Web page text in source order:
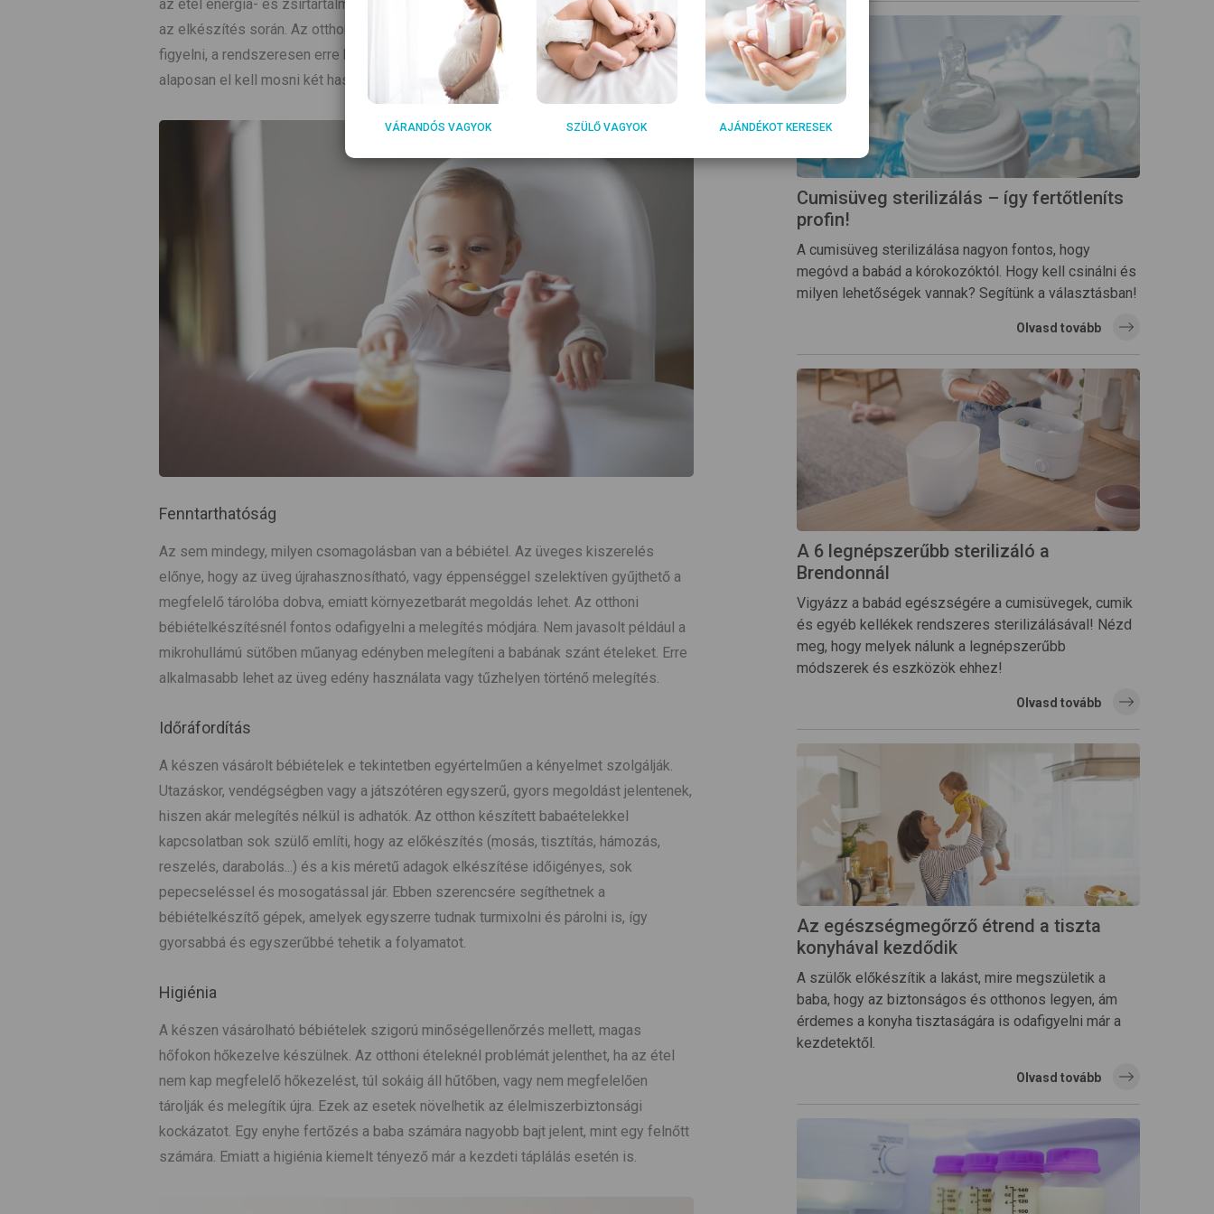
az étel energia- és zsírtartalmát. Emellett a higiénés körülmények is meghatározóak
az elkészítés során. Az otthon készült bébiételek esetében erre jobban oda kell
figyelni, a rendszeresen erre használt eszközöket (pl. turmixgépet, botmixert)
alaposan el kell mosni két használat között.
Fenntarthatóság
Az sem mindegy, milyen csomagolásban van a bébiétel. Az üveges kiszerelés
előnye, hogy az üveg újrahasznosítható, vagy éppenséggel szelektíven gyűjthető a
megfelelő tárolóba dobva, emiatt környezetbarát megoldás lehet. Az otthoni
bébiételkészítésnél fontos odafigyelni a melegítés módjára. Nem javasolt például a
mikrohullámú sütőben műanyag edényben melegíteni a babának szánt ételeket. Erre
alkalmasabb lehet az üveg edény használata vagy tűzhelyen történő melegítés.
Időráfordítás
A készen vásárolt bébiételek e tekintetben egyértelműen a kényelmet szolgálják.
Utazáskor, vendégségben vagy a játszótéren egyszerű, gyors megoldást jelentenek,
hiszen akár melegítés nélkül is adhatók. Az otthon készített babaételekkel
kapcsolatban sok szülő említi, hogy az előkészítés (mosás, tisztítás, hámozás,
reszelés, darabolás...) és a kis méretű adagok elkészítése időigényes, sok
pepecseléssel és mosogatással jár. Ebben szerencsére segíthetnek a
bébiételkészítő gépek, amelyek egyszerre tudnak turmixolni és párolni is, így
gyorsabbá és egyszerűbbé tehetik a folyamatot.
Higiénia
A készen vásárolható bébiételek szigorú minőségellenőrzés mellett, magas
hőfokon hőkezelve készülnek. Az otthoni ételeknél problémát jelenthet, ha az étel
nem kap megfelelő hőkezelést, túl sokáig áll hűtőben, vagy nem megfelelően
tárolják és melegítik újra. Ezek az esetek növelhetik az élelmiszerbiztonsági
kockázatot. Egy enyhe fertőzés a baba számára nagyobb bajt jelent, mint egy felnőtt
számára. Emiatt a higiénia kiemelt tényező már a kezdeti táplálás esetén is.
Cumisüveg sterilizálás – így fertőtleníts
profin!
A cumisüveg sterilizálása nagyon fontos, hogy
megóvd a babád a kórokozóktól. Hogy kell csinálni és
milyen lehetőségek vannak? Segítünk a választásban!
Olvasd tovább
A 6 legnépszerűbb sterilizáló a
Brendonnál
Vigyázz a babád egészségére a cumisüvegek, cumik
és egyéb kellékek rendszeres sterilizálásával! Nézd
meg, hogy melyek nálunk a legnépszerűbb
módszerek és eszközök ehhez!
Olvasd tovább
Az egészségmegőrző étrend a tiszta
konyhával kezdődik
A szülők előkészítik a lakást, mire megszületik a
baba, hogy az biztonságos és otthonos legyen, ám
érdemes a konyha tisztaságára is odafigyelni már a
kezdetektől.
Olvasd tovább
VÁRANDÓS VAGYOK SZÜLŐ VAGYOK AJÁNDÉKOT KERESEK